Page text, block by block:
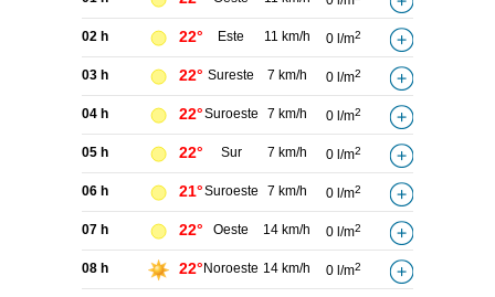
02 h 22° Este 11 km/h 0 l/m2
03 h 22° Sureste 7 km/h 0 l/m2
04 h 22°Suroeste 7 km/h 0 l/m2
05 h 22° Sur 7 km/h 0 l/m2
06 h 21°Suroeste 7 km/h 0 l/m2
07 h 22° Oeste 14 km/h 0 l/m2
08 h 22° Noroeste 14 km/h 0 l/m2